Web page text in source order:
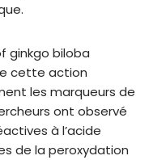
ginkgo biloba
cette action
les marqueurs de
ont observé
à l’acide
de la peroxydation